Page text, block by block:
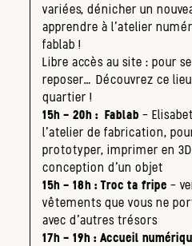
variées, dénicher un
apprendre à l’atelier
fablab !
Libre accès au site : pour
reposer… Découvrez ce
quartier !
15h – 20h : Fablab –
l’atelier de fabrication,
prototyper, imprimer en
conception d’un objet
15h – 18h : Troc ta fripe –
vêtements que vous ne
avec d’autres trésors
17h – 19h : Accueil